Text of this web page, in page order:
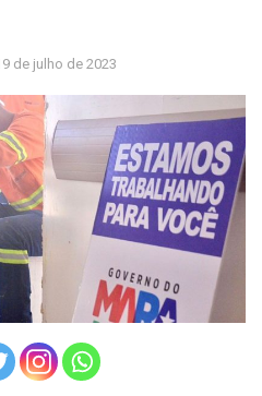
de julho de 2023